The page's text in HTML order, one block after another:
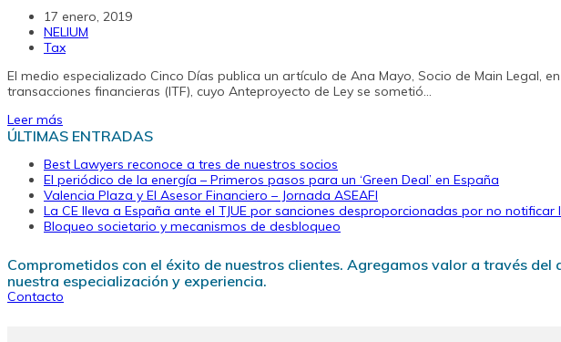
17 enero, 2019
NELIUM
Tax
El medio especializado Cinco Días publica un artículo de Ana Mayo, Socio de Main
transacciones financieras (ITF), cuyo Anteproyecto de Ley se sometió…
Leer más
ÚLTIMAS ENTRADAS
Best Lawyers reconoce a tres de nuestros socios
El periódico de la energía – Primeros pasos para un ‘Green Deal’ en España
Valencia Plaza y El Asesor Financiero – Jornada ASEAFI
La CE lleva a España ante el TJUE por sanciones desproporcionadas por no
Bloqueo societario y mecanismos de desbloqueo
Comprometidos con el éxito de nuestros clientes. Agregamos valor a través
nuestra especialización y experiencia.
Contacto